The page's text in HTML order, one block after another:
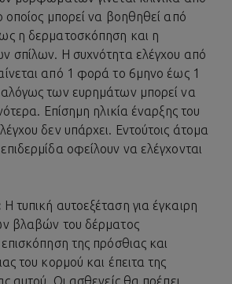
οποίος μπορεί να βοηθηθεί από
η δερματοσκόπηση και η
σπίλων. Η συχνότητα ελέγχου από
από 1 φορά το 6μηνο έως 1
των ευρημάτων μπορεί να
Επίσημη ηλικία έναρξης του
δεν υπάρχει. Εντούτοις άτομα
οφείλουν να ελέγχονται
Η τυπική αυτοεξέταση για έγκαιρη
βλαβών του δέρματος
της πρόσθιας και
του κορμού και έπειτα της
αυτού. Οι ασθενείς θα πρέπει